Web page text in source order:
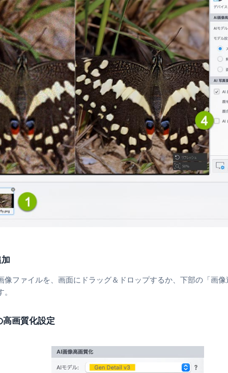
像ファイルを、画面にドラッグ＆ドロップするか、下部の「画
画質化設定